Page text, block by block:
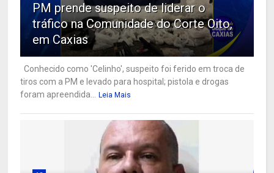
PM prende suspeito de liderar o
tráfico na Comunidade do Corte Oito,
em Caxias
Conhecido como 'Celinho', suspeito foi ferido em troca de
tiros com a PM e levado para hospital; pistola e drogas
foram apreendida...
Leia Mais